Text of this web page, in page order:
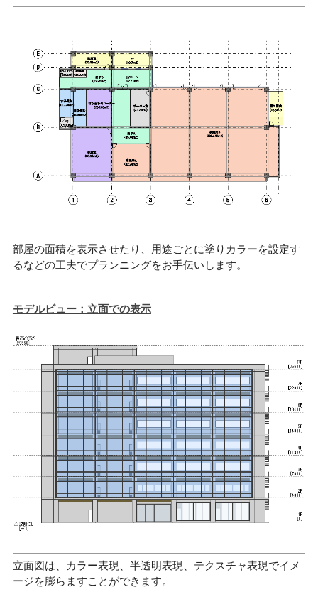
部屋の面積を表示させたり、用途ごとに塗りカラーを設定す
るなどの工夫でプランニングをお手伝いします。
モデルビュー：立面での表示
立面図は、カラー表現、半透明表現、テクスチャ表現でイメ
ージを膨らますことができます。